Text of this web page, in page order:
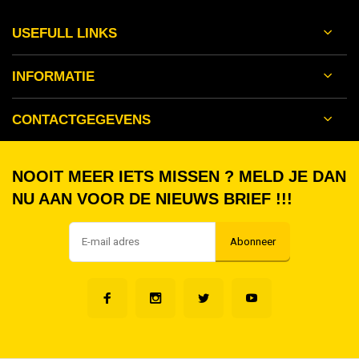
USEFULL LINKS
INFORMATIE
CONTACTGEGEVENS
NOOIT MEER IETS MISSEN ? MELD JE DAN
NU AAN VOOR DE NIEUWS BRIEF !!!
Abonneer